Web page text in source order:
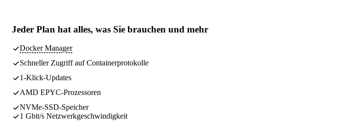
Jeder Plan hat alles, was Sie brauchen und mehr
Docker Manager
Schneller Zugriff auf Containerprotokolle
1-Klick-Updates
AMD EPYC-Prozessoren
NVMe-SSD-Speicher
1 Gbit/s Netzwerkgeschwindigkeit